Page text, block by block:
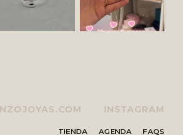
INSTAGRAM
TIENDA AGENDA FAQS